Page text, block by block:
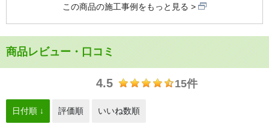
この商品の施工事例をもっと見る
商品レビュー・口コミ
4.5 15件
日付順 ↓ 評価順 いいね数順